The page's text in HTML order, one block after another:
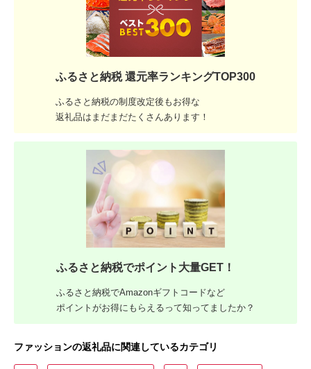
ふるさと納税 還元率ランキングTOP300
ふるさと納税の制度改定後もお得な
返礼品はまだまだたくさんあります！
ふるさと納税でポイント大量GET！
ふるさと納税でAmazonギフトコードなど
ポイントがお得にもらえるって知ってましたか？
ファッションの返礼品に関連しているカテゴリ